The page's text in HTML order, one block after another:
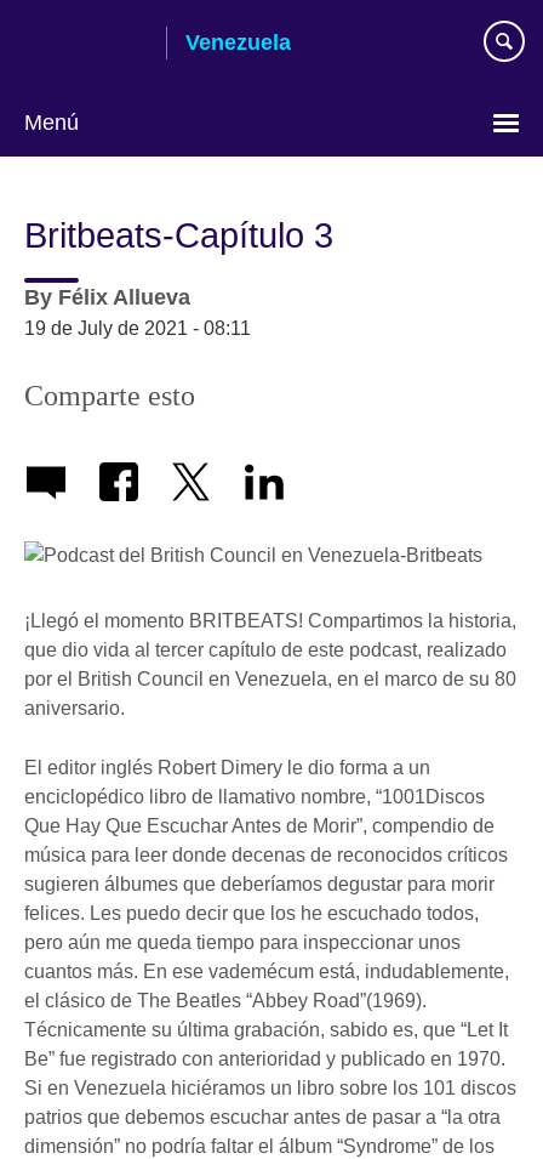
Venezuela
Menú
idioma
Britbeats-Capítulo 3
By Félix Allueva
19 de July de 2021 - 08:11
Comparte esto
¡Llegó el momento BRITBEATS! Compartimos la historia,
que dio vida al tercer capítulo de este podcast, realizado
por el British Council en Venezuela, en el marco de su 80
aniversario.
El editor inglés Robert Dimery le dio forma a un
enciclopédico libro de llamativo nombre, “1001Discos
Que Hay Que Escuchar Antes de Morir”, compendio de
música para leer donde decenas de reconocidos críticos
sugieren álbumes que deberíamos degustar para morir
felices. Les puedo decir que los he escuchado todos,
pero aún me queda tiempo para inspeccionar unos
cuantos más. En ese vademécum está, indudablemente,
el clásico de The Beatles “Abbey Road”(1969).
Técnicamente su última grabación, sabido es, que “Let It
Be” fue registrado con anterioridad y publicado en 1970.
Si en Venezuela hiciéramos un libro sobre los 101 discos
patrios que debemos escuchar antes de pasar a “la otra
dimensión” no podría faltar el álbum “Syndrome” de los